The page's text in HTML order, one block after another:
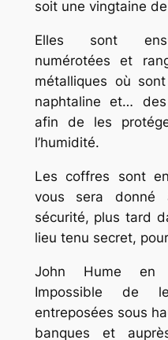
soit une vingtaine
Elles sont
numérotées et
métalliques où
naphtaline et…
afin de les
l’humidité.
Les coffres sont
vous sera donné
sécurité, plus tard
lieu tenu secret,
John Hume en
Impossible de
entreposées sous
banques et